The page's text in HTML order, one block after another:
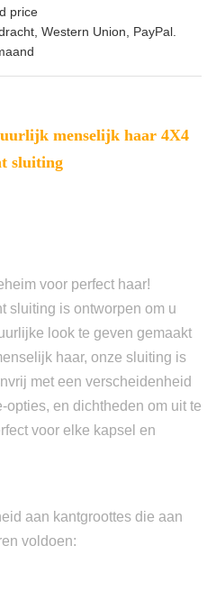
price
Western Union, PayPal.
menselijk haar 4X4
sluiting
voor perfect haar!
sluiting is ontworpen om u
look te geven gemaakt
haar, onze sluiting is
met een verscheidenheid
opties, en dichtheden om uit te
voor elke kapsel en
aan kantgroottes die aan
voldoen: